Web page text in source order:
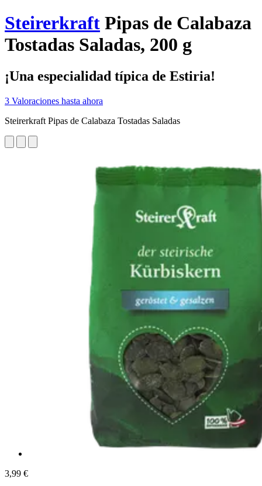
Steirerkraft Pipas de Calabaza
Tostadas Saladas, 200 g
¡Una especialidad típica de Estiria!
3 Valoraciones hasta ahora
Steirerkraft Pipas de Calabaza Tostadas Saladas
3,99 €